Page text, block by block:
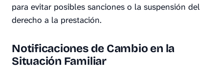
para evitar posibles sanciones o la suspensión del
derecho a la prestación.
Notificaciones de Cambio en la
Situación Familiar